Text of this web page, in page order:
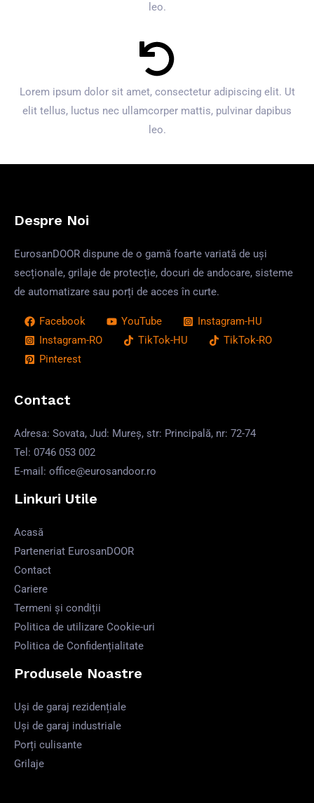
leo.
Lorem ipsum dolor sit amet, consectetur adipiscing elit. Ut
elit tellus, luctus nec ullamcorper mattis, pulvinar dapibus
leo.
Despre Noi
EurosanDOOR dispune de o gamă foarte variată de uși
secționale, grilaje de protecție, docuri de andocare, sisteme
de automatizare sau porți de acces în curte.
Facebook YouTube
Instagram-HU
Instagram-RO
TikTok-HU
TikTok-RO
Pinterest
Contact
Adresa: Sovata, Jud: Mureș, str: Principală, nr: 72-74
Tel: 0746 053 002
E-mail: office@eurosandoor.ro
Linkuri Utile
Acasă
Parteneriat EurosanDOOR
Contact
Cariere
Termeni și condiții
Politica de utilizare Cookie-uri
Politica de Confidențialitate
Produsele Noastre
Uși de garaj rezidențiale
Uși de garaj industriale
Porți culisante
Grilaje